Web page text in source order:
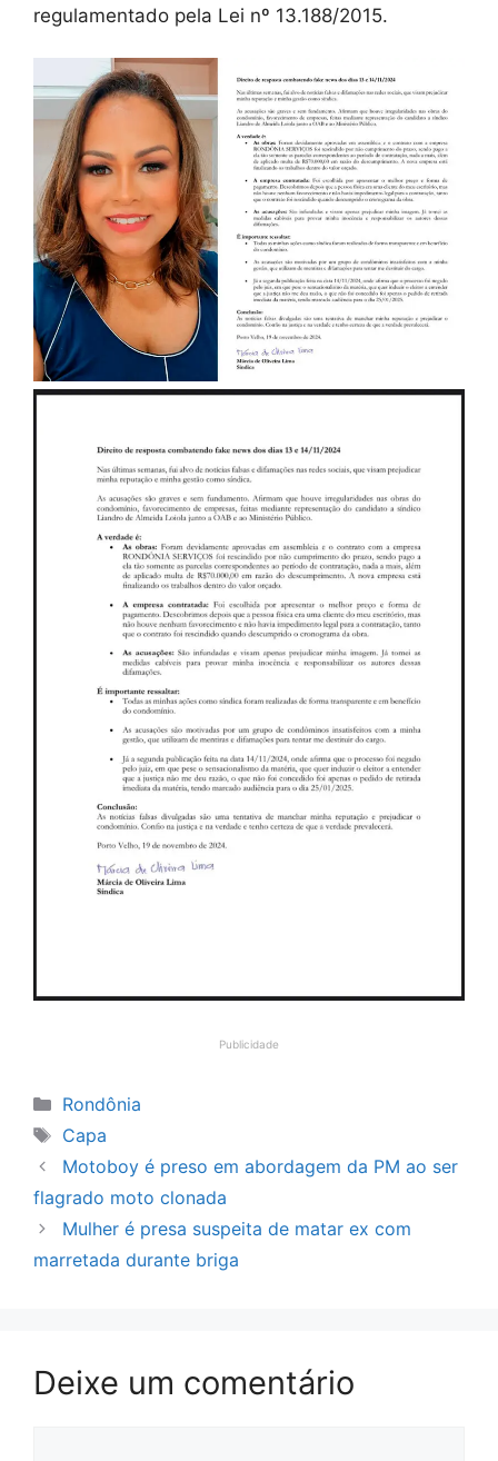
regulamentado pela Lei nº 13.188/2015.
Publicidade
Categorias
Rondônia
Tags
Capa
Motoboy é preso em abordagem da PM ao ser
flagrado moto clonada
Mulher é presa suspeita de matar ex com
marretada durante briga
Deixe um comentário